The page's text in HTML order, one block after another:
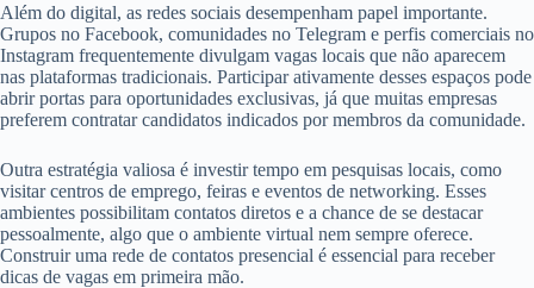
Além do digital, as redes sociais desempenham papel importante.
Grupos no Facebook, comunidades no Telegram e perfis comerciais no
Instagram frequentemente divulgam vagas locais que não aparecem
nas plataformas tradicionais. Participar ativamente desses espaços pode
abrir portas para oportunidades exclusivas, já que muitas empresas
preferem contratar candidatos indicados por membros da comunidade.
Outra estratégia valiosa é investir tempo em pesquisas locais, como
visitar centros de emprego, feiras e eventos de networking. Esses
ambientes possibilitam contatos diretos e a chance de se destacar
pessoalmente, algo que o ambiente virtual nem sempre oferece.
Construir uma rede de contatos presencial é essencial para receber
dicas de vagas em primeira mão.